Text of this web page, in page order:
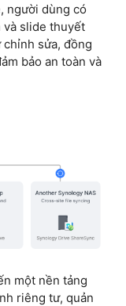
người dùng có
và slide thuyết
sửa, đồng
bảo an toàn và
một nền tảng
riêng tư, quản